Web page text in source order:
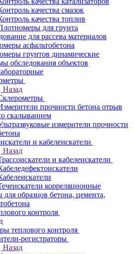
качества смазок
качества топлив
для грунта
для рассева материалов
асфальтобетона
грунтов динамические
обследования объектов
Назад
прочности бетона отрыв
скалыванием
измерители прочности
и кабелеискатели
Назад
и кабелеискатели
корреляционные
образцов бетона, цемента,
контроля
теплового контроля
регистраторы
Назад